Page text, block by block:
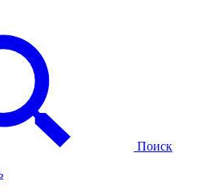
Поиск